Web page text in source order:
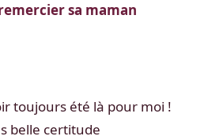
sa maman
toujours été là pour moi !
belle certitude